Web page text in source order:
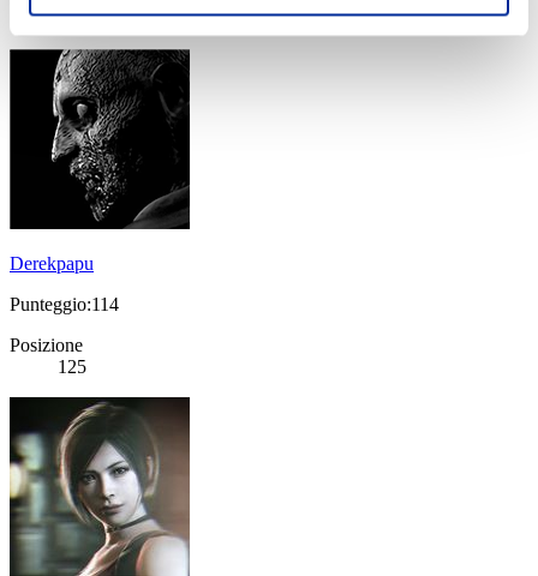
124
Derekpapu
Punteggio:114
Posizione
125